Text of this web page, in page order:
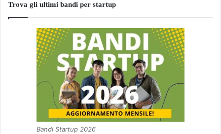
Trova gli ultimi bandi per startup
Bandi Startup 2026